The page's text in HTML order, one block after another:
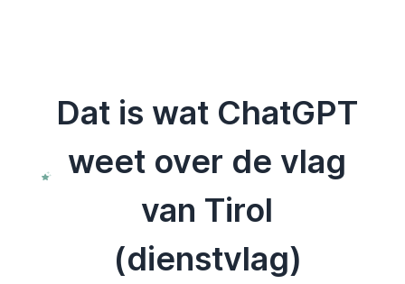
Dat is wat ChatGPT
weet over de vlag
van Tirol
(dienstvlag)